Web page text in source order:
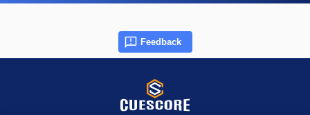
Feedback